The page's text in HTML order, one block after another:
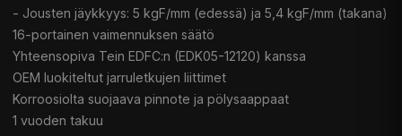
- Jousten jäykkyys: 5 kgF/mm (edessä) ja 5,4 kgF/mm (takana)
16-portainen vaimennuksen säätö
Yhteensopiva Tein EDFC:n (EDK05-12120) kanssa
OEM luokiteltut jarruletkujen liittimet
Korroosiolta suojaava pinnote ja pölysaappaat
1 vuoden takuu